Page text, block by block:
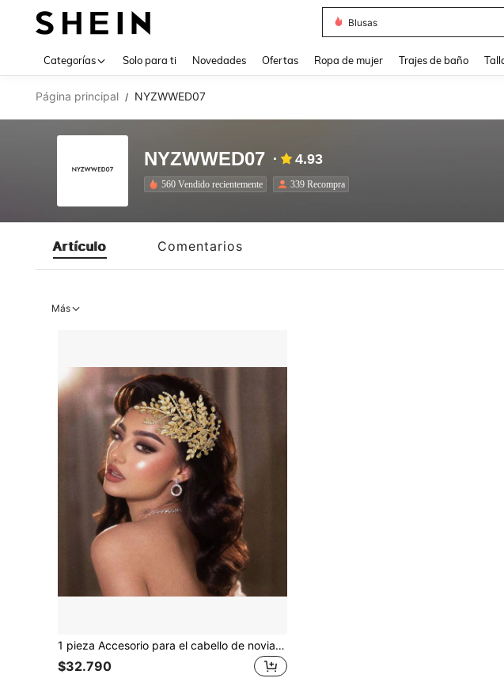
Blusas
Categorías Solo para ti Novedades Ofertas Ropa de mujer Trajes de baño
Página principal / NYZWWED07
NYZWWED07 4.93
560 Vendido recientemente 339 Recompra
Artículo Comentarios
Más
1 pieza Accesorio para el cabello de novia con strass, diadema elegante para vestido de novia hecha a mano, tocado decorativo para boda, compromiso, vestido de fiesta
$32.790